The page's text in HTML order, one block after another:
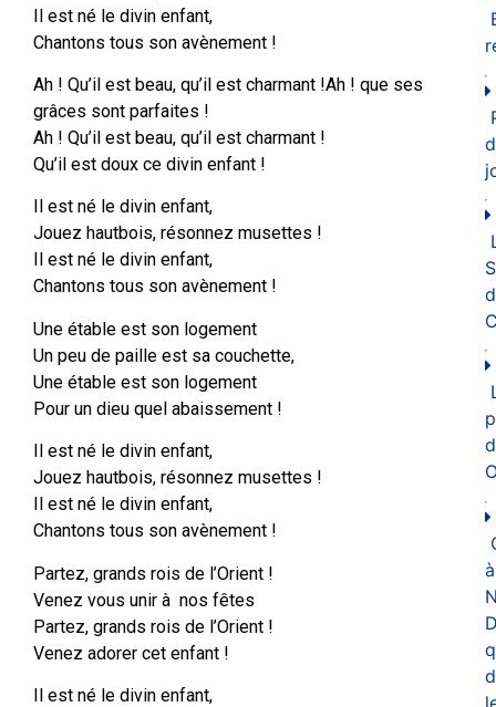
Il est né le divin enfant,
Chantons tous son avènement !
Ah ! Qu’il est beau, qu’il est charmant !Ah ! que ses
grâces sont parfaites !
Ah ! Qu’il est beau, qu’il est charmant !
Qu’il est doux ce divin enfant !
Il est né le divin enfant,
Jouez hautbois, résonnez musettes !
Il est né le divin enfant,
Chantons tous son avènement !
Une étable est son logement
Un peu de paille est sa couchette,
Une étable est son logement
Pour un dieu quel abaissement !
Il est né le divin enfant,
Jouez hautbois, résonnez musettes !
Il est né le divin enfant,
Chantons tous son avènement !
Partez, grands rois de l’Orient !
Venez vous unir à nos fêtes
Partez, grands rois de l’Orient !
Venez adorer cet enfant !
Il est né le divin enfant,
à